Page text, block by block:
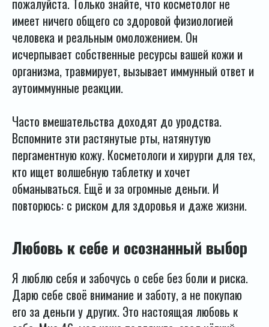
пожалуйста. Только знайте, что косметолог не
имеет ничего общего со здоровой физиологией
человека и реальным омоложением. Он
исчерпывает собственные ресурсы вашей кожи и
организма, травмирует, вызывает иммунный ответ и
аутоиммунные реакции.
Часто вмешательства доходят до уродства.
Вспомните эти растянутые рты, натянутую
пергаментную кожу. Косметологи и хирурги для тех,
кто ищет волшебную таблетку и хочет
обманываться. Ещё и за огромные деньги. И
повторюсь: с риском для здоровья и даже жизни.
Любовь к себе и осознанный выбор
Я люблю себя и забочусь о себе без боли и риска.
Дарю себе своё внимание и заботу, а не покупаю
его за деньги у других. Это настоящая любовь к